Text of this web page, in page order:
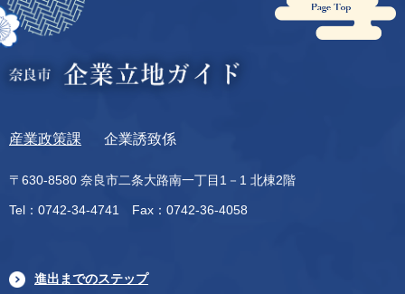
産業政策課 企業誘致係
〒630-8580 奈良市二条大路南一丁目1－1 北棟2階
Tel：0742-34-4741 Fax：0742-36-4058
進出までのステップ